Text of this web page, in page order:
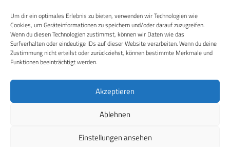
Um dir ein optimales Erlebnis zu bieten, verwenden wir Technologien wie
Cookies, um Geräteinformationen zu speichern und/oder darauf zuzugreifen.
Wenn du diesen Technologien zustimmst, können wir Daten wie das
Surfverhalten oder eindeutige IDs auf dieser Website verarbeiten. Wenn du deine
Zustimmung nicht erteilst oder zurückziehst, können bestimmte Merkmale und
Funktionen beeinträchtigt werden.
Akzeptieren
Ablehnen
Einstellungen ansehen
RECHTLICHES
Datenschutzerklärung
Cookie-Richtlinie (EU)